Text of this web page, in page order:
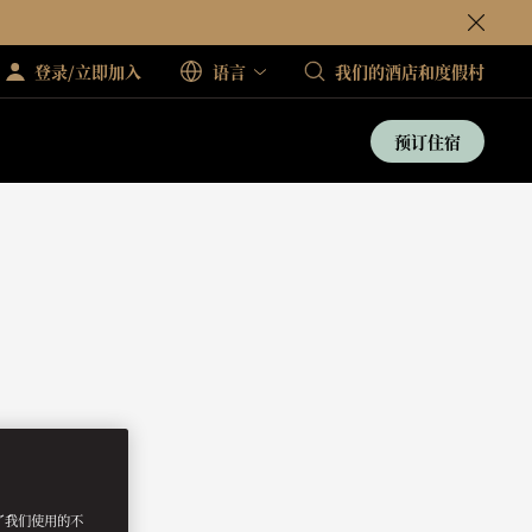
登录/立即加入 语言 我们的酒店和度假村
预订住宿
们使用的不